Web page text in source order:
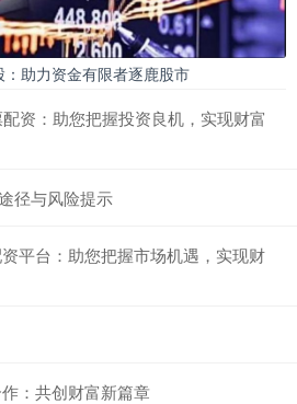
助力资金有限者逐鹿股市
资：助您把握投资良机，实现财富
径与风险提示
平台：助您把握市场机遇，实现财
：共创财富新篇章